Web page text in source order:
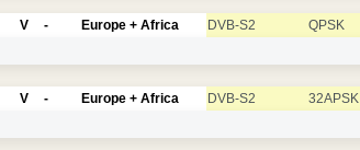
V - Europe + Africa DVB-S2 QPSK
V - Europe + Africa DVB-S2 32APSK